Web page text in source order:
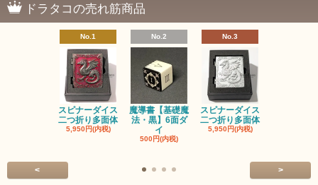
ドラタコの売れ筋商品
No.1
スピナーダイス
二つ折り多面体
5,950円(内税)
No.2
魔導書【基礎魔
法・黒】6面ダ
イ
500円(内税)
No.3
スピナーダイス
二つ折り多面体
5,950円(内税)
< >